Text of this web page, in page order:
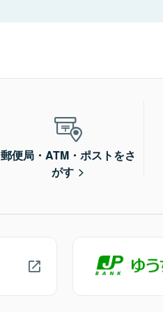
郵便局・ATM・ポストをさ
がす